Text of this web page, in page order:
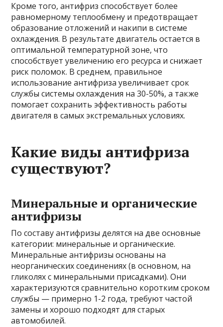
Кроме того, антифриз способствует более
равномерному теплообмену и предотвращает
образование отложений и накипи в системе
охлаждения. В результате двигатель остается в
оптимальной температурной зоне, что
способствует увеличению его ресурса и снижает
риск поломок. В среднем, правильное
использование антифриза увеличивает срок
службы системы охлаждения на 30-50%, а также
помогает сохранить эффективность работы
двигателя в самых экстремальных условиях.
Какие виды антифриза
существуют?
Минеральные и органические
антифризы
По составу антифризы делятся на две основные
категории: минеральные и органические.
Минеральные антифризы основаны на
неорганических соединениях (в основном, на
гликолях с минеральными присадками). Они
характеризуются сравнительно коротким сроком
службы — примерно 1-2 года, требуют частой
замены и хорошо подходят для старых
автомобилей.